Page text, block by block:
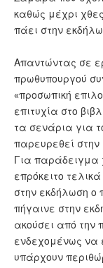
καθώς μέχρι
πάει στην
Απαντώντας σε
πρωθυπουργού
«προσωπική
επιτυχία στο
τα σενάρια για
παρευρεθεί
Για παράδειγμα
επρόκειτο
στην εκδήλωση ο
πήγαινε στην
ακούσει από την
ενδεχομένως να
υπάρχουν